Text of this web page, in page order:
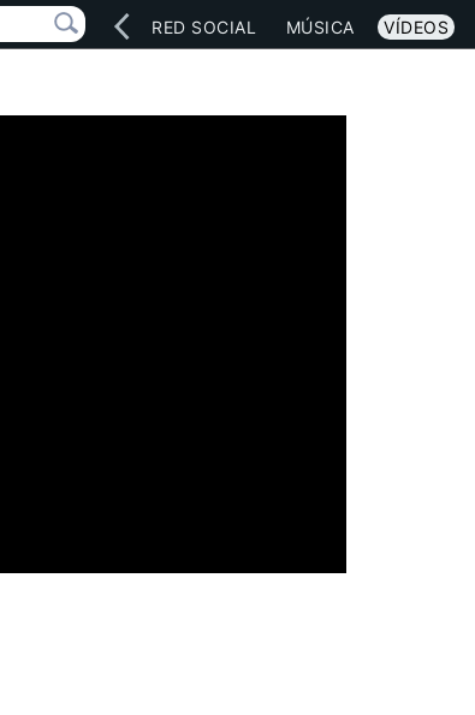
ARTISTAS RED SOCIAL MÚSICA VÍDEOS